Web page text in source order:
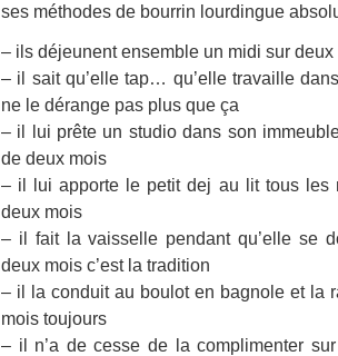
ses méthodes de bourrin lourdingue
– ils déjeunent ensemble un midi sur deux
– il sait qu’elle tap… qu’elle travaille
ne le dérange pas plus que ça
– il lui prête un studio dans son
de deux mois
– il lui apporte le petit dej au lit tous les
deux mois
– il fait la vaisselle pendant qu’elle se
deux mois c’est la tradition
– il la conduit au boulot en bagnole et la
mois toujours
– il n’a de cesse de la complimenter